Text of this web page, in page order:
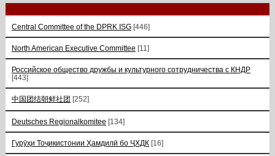
Central Committee of the DPRK ISG [446]
North American Executive Committee [11]
Российское общество дружбы и культурного сотрудничества с КНДР
[443]
中国团结朝鲜社团 [252]
Deutsches Regionalkomitee [134]
Гурӯҳи Тоҷикистонии Ҳамдилӣ бо ҶХДК [16]